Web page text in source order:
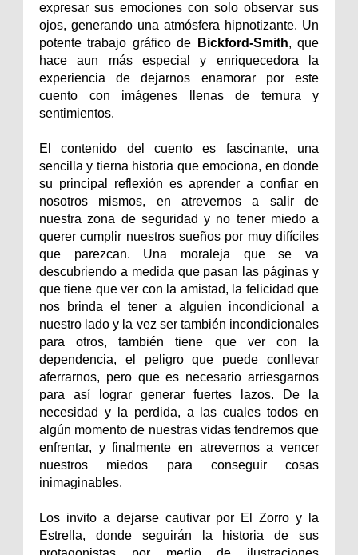
expresar sus emociones con solo observar sus
ojos, generando una atmósfera hipnotizante. Un
potente trabajo gráfico de
Bickford-Smith, que
hace aun más especial y enriquecedora la
experiencia de dejarnos enamorar por este
cuento con imágenes llenas de ternura y
sentimientos.
El contenido del cuento es fascinante, una
sencilla y tierna historia que emociona, en donde
su principal reflexión es aprender a confiar en
nosotros mismos, en atrevernos a salir de
nuestra zona de seguridad y no tener miedo a
querer cumplir nuestros sueños por muy difíciles
que parezcan. Una moraleja que se va
descubriendo a medida que pasan las páginas y
que tiene que ver con la amistad, la felicidad que
nos brinda el tener a alguien incondicional a
nuestro lado y la vez ser también incondicionales
para otros, también tiene que ver con la
dependencia, el peligro que puede conllevar
aferrarnos, pero que es necesario arriesgarnos
para así lograr generar fuertes lazos. De la
necesidad y la perdida, a las cuales todos en
algún momento de nuestras vidas tendremos que
enfrentar, y finalmente en atrevernos a vencer
nuestros miedos para conseguir cosas
inimaginables.
Los invito a dejarse cautivar por El Zorro y la
Estrella, donde seguirán la historia de sus